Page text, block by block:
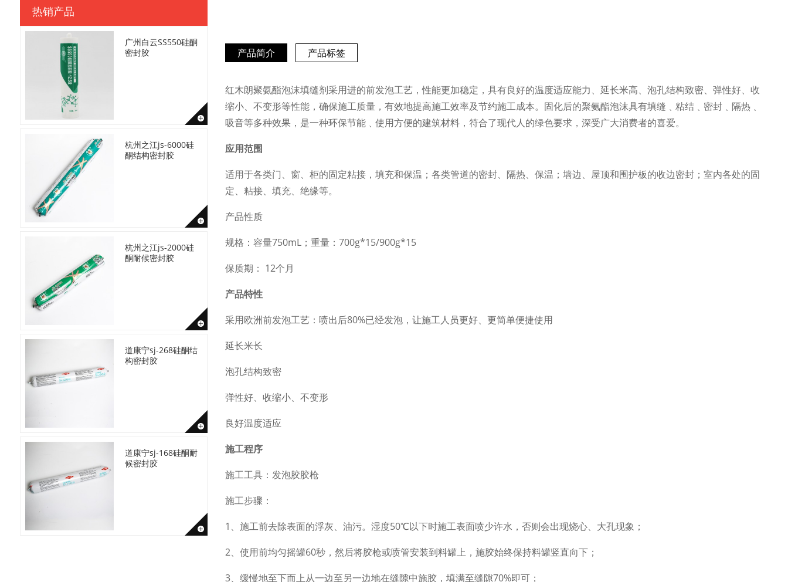
热销产品
广州白云SS550硅酮
密封胶
杭州之江js-6000硅
酮结构密封胶
杭州之江js-2000硅
酮耐候密封胶
道康宁sj-268硅酮结
构密封胶
道康宁sj-168硅酮耐
候密封胶
产品简介 产品标签
红木朗聚氨酯泡沫填缝剂采用进的前发泡工艺，性能更加稳定，具有良好的温度适应能力、延长米高、泡孔结构致密、弹性好、收
缩小、不变形等性能，确保施工质量，有效地提高施工效率及节约施工成本。固化后的聚氨酯泡沫具有填缝﹑粘结﹑密封﹑隔热﹑
吸音等多种效果，是一种环保节能﹑使用方便的建筑材料，符合了现代人的绿色要求，深受广大消费者的喜爱。
应用范围
适用于各类门、窗、柜的固定粘接，填充和保温；各类管道的密封、隔热、保温；墙边、屋顶和围护板的收边密封；室内各处的固
定、粘接、填充、绝缘等。
产品性质
规格：容量750mL；重量：700g*15/900g*15
保质期： 12个月
产品特性
采用欧洲前发泡工艺：喷出后80%已经发泡，让施工人员更好、更简单便捷使用
延长米长
泡孔结构致密
弹性好、收缩小、不变形
良好温度适应
施工程序
施工工具：发泡胶胶枪
施工步骤：
1、施工前去除表面的浮灰、油污。湿度50℃以下时施工表面喷少许水，否则会出现烧心、大孔现象；
2、使用前均匀摇罐60秒，然后将胶枪或喷管安装到料罐上，施胶始终保持料罐竖直向下；
3、缓慢地至下而上从一边至另一边地在缝隙中施胶，填满至缝隙70%即可；